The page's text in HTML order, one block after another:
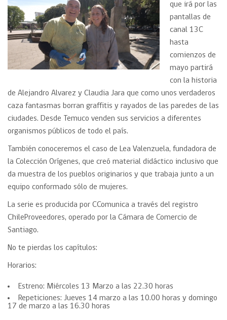
que irá por las
pantallas de
canal 13C
hasta
comienzos de
mayo partirá
con la historia
de Alejandro Alvarez y Claudia Jara que como unos verdaderos
caza fantasmas borran graffitis y rayados de las paredes de las
ciudades. Desde Temuco venden sus servicios a diferentes
organismos públicos de todo el país.
También conoceremos el caso de Lea Valenzuela, fundadora de
la Colección Orígenes, que creó material didáctico inclusivo que
da muestra de los pueblos originarios y que trabaja junto a un
equipo conformado sólo de mujeres.
La serie es producida por CComunica a través del registro
ChileProveedores, operado por la Cámara de Comercio de
Santiago.
No te pierdas los capítulos:
Horarios:
Estreno: Miércoles 13 Marzo a las 22.30 horas
Repeticiones: Jueves 14 marzo a las 10.00 horas y domingo
17 de marzo a las 16.30 horas